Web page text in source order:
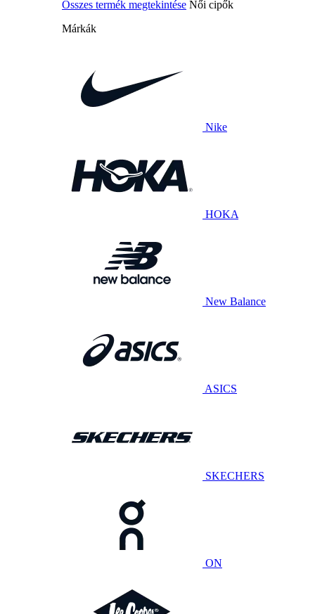
Összes termék megtekintése Női cipők
Márkák
Nike
HOKA
New Balance
ASICS
SKECHERS
ON